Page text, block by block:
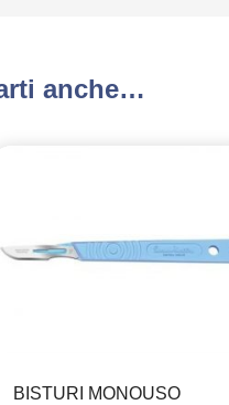
anche…
BISTURI MONOUSO